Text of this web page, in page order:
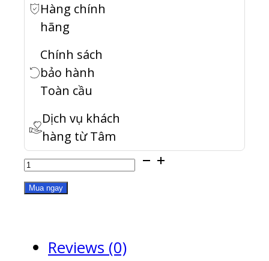
Hàng chính
hãng
Chính sách
bảo hành
Toàn cầu
Dịch vụ khách
hàng từ Tâm
CAB-
U310G10MCC
Mua ngay
Reviews (0)